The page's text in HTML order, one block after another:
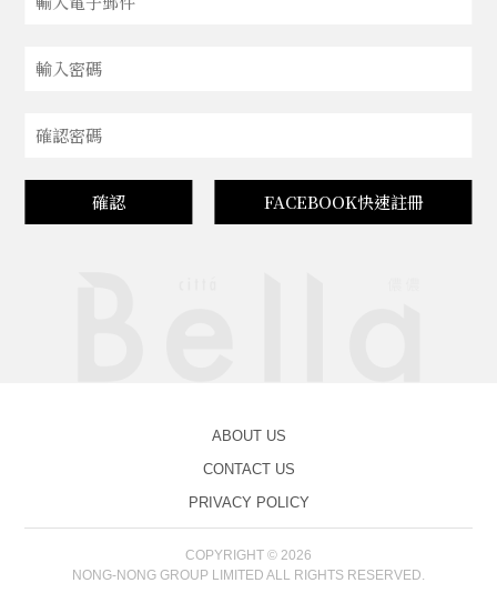
確認 FACEBOOK快速註冊
ABOUT US
CONTACT US
PRIVACY POLICY
COPYRIGHT © 2026
NONG-NONG GROUP LIMITED ALL RIGHTS RESERVED.